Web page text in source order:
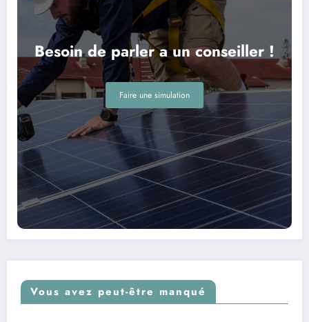
Besoin de parler a un conseiller !
Faire une simulation
Vous avez peut-être manqué